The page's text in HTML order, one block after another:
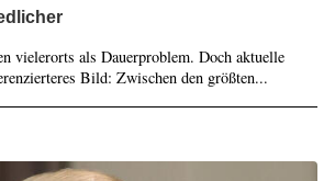
vielerorts als Dauerproblem. Doch aktuelle
Bild: Zwischen den größten...